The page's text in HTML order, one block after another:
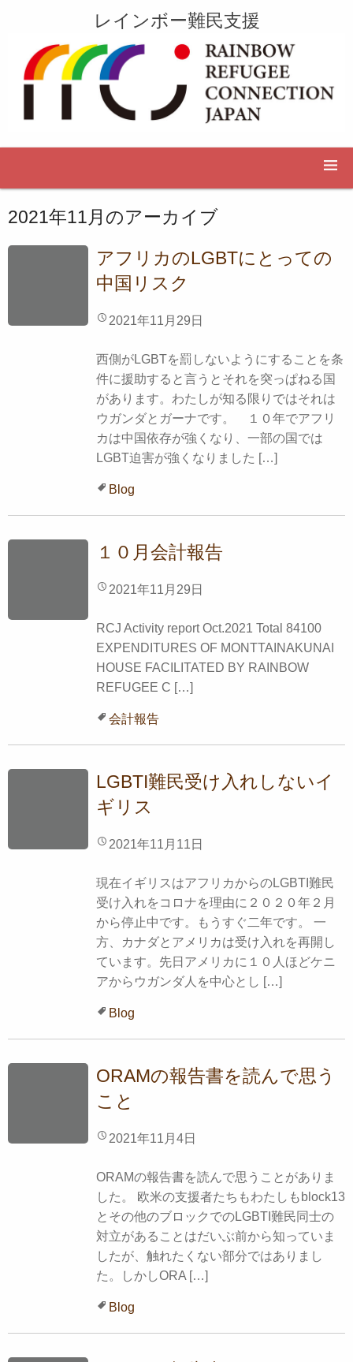
レインボー難民支援
2021年11月 のアーカイブ
アフリカのLGBTにとっての
中国リスク
2021年11月29日
西側がLGBTを罰しないようにすることを条
件に援助すると言うとそれを突っぱねる国
があります。わたしが知る限りではそれは
ウガンダとガーナです。 １０年でアフリ
カは中国依存が強くなり、一部の国では
LGBT迫害が強くなりました […]
Blog
１０月会計報告
2021年11月29日
RCJ Activity report Oct.2021 Total 84100
EXPENDITURES OF MONTTAINAKUNAI
HOUSE FACILITATED BY RAINBOW
REFUGEE C […]
会計報告
LGBTI難民受け入れしないイ
ギリス
2021年11月11日
現在イギリスはアフリカからのLGBTI難民
受け入れをコロナを理由に２０２０年２月
から停止中です。もうすぐ二年です。 一
方、カナダとアメリカは受け入れを再開し
ています。先日アメリカに１０人ほどケニ
アからウガンダ人を中心とし […]
Blog
ORAMの報告書を読んで思う
こと
2021年11月4日
ORAMの報告書を読んで思うことがありま
した。 欧米の支援者たちもわたしもblock13
とその他のブロックでのLGBTI難民同士の
対立があることはだいぶ前から知っていま
したが、触れたくない部分ではありまし
た。しかしORA […]
Blog